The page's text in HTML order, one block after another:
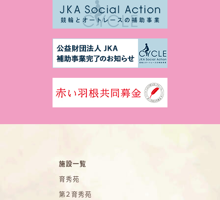
施設一覧
育秀苑
第２育秀苑